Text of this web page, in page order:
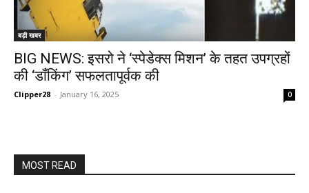
बड़ी खबर
BIG NEWS: इसरो ने ‘स्पेडेक्स मिशन’ के तहत उपग्रहों
की ‘डॉंकिंग’ सफलतापूर्वक की
Clipper28 - January 16, 2025 0
MOST READ